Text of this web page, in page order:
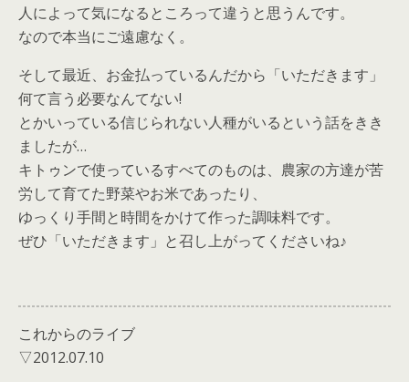
人によって気になるところって違うと思うんです。
なので本当にご遠慮なく。
そして最近、お金払っているんだから「いただきます」
何て言う必要なんてない!
とかいっている信じられない人種がいるという話をきき
ましたが…
キトゥンで使っているすべてのものは、農家の方達が苦
労して育てた野菜やお米であったり、
ゆっくり手間と時間をかけて作った調味料です。
ぜひ「いただきます」と召し上がってくださいね♪
これからのライブ
▽2012.07.10